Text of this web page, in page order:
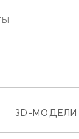
3D-МОДЕЛИ